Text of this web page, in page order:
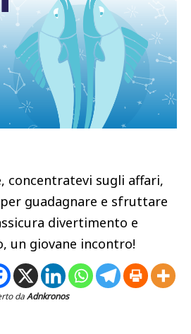
concentratevi sugli affari,
guadagnare e sfruttare
divertimento e
un giovane incontro!
daAdnkronos